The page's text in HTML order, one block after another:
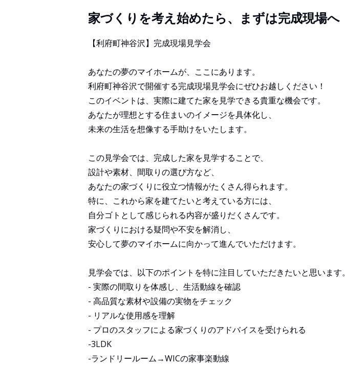
家づくりを考え始めたら、まずは完成現場へ
【利府町神谷沢】完成現場見学会
あなたの夢のマイホームが、ここにあります。
利府町神谷沢で開催する完成現場見学会にぜひお越しください！
このイベントは、実際に建てた家を見学できる貴重な機会です。
あなたが理想とする住まいのイメージを具体化し、
未来の生活を想像する手助けをいたします。
この見学会では、完成した家を見学することで、
設計や素材、間取りの選び方など、
あなたの家づくりに役立つ情報がたくさん得られます。
特に、これから家を建てたいと考えている方には、
自分ゴトとして感じられる内容が盛りだくさんです。
家づくりにおける疑問や不安を解消し、
安心して夢のマイホームに向かって進んでいただけます。
見学会では、以下のポイントを特に注目していただきたいと思います。
- 実際の間取りを体感し、生活動線を確認
- 高品質な素材や設備の実物をチェック
- リアルな使用感を理解
- プロのスタッフによる家づくりのアドバイスを受けられる
-3LDK
-ランドリールーム→WICの家事楽動線